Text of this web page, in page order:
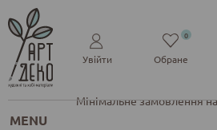
Мінімальне замовлення
Увійти Обране
0
MENU